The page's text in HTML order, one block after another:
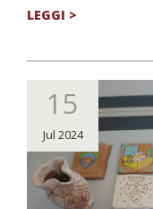
LEGGI >
15
Jul 2024